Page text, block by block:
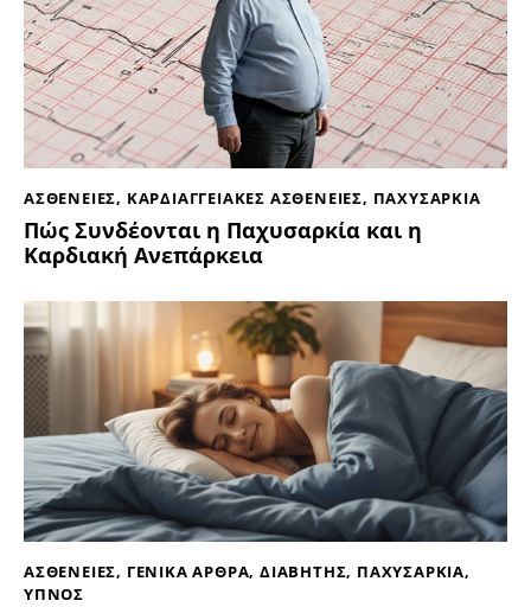
ΑΣΘΕΝΕΙΕΣ, ΚΑΡΔΙΑΓΓΕΙΑΚΕΣ ΑΣΘΕΝΕΙΕΣ, ΠΑΧΥΣΑΡΚΙΑ
Πώς Συνδέονται η Παχυσαρκία και η
Καρδιακή Ανεπάρκεια
ΑΣΘΕΝΕΙΕΣ, ΓΕΝΙΚΑ ΑΡΘΡΑ,ΔΙΑΒΗΤΗΣ, ΠΑΧΥΣΑΡΚΙΑ,
ΥΠΝΟΣ